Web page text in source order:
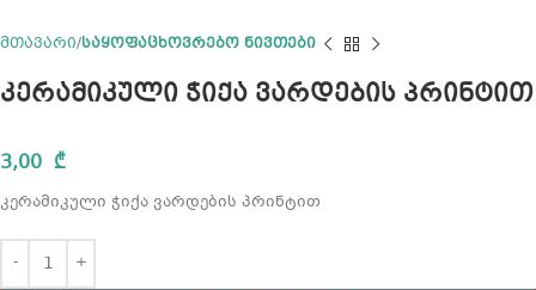
მთავარი საყოფაცხოვრებო ნივთები
კერამიკული ჭიქა ვარდების პრინტით
3,00 ₾
კერამიკული ჭიქა ვარდების პრინტით